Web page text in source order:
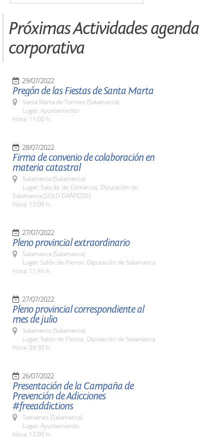
Próximas Actividades agenda
corporativa
29/07/2022
Pregón de las Fiestas de Santa Marta
Santa Marta de Tormes (Salamanca)
Lugar: Ayuntamiento
Hora: 11:00 h.
28/07/2022
Firma de convenio de colaboración en
materia catastral
Salamanca (Salamanca)
Lugar: Sala de las Comarcas. Diputación de
Salamanca (SOLO GRÁFICOS)
Hora: 13:00 h.
27/07/2022
Pleno provincial extraordinario
Salamanca (Salamanca)
Lugar: Salón de Plenos. Diputación de Salamanca
Hora: 11:45 h.
27/07/2022
Pleno provincial correspondiente al
mes de julio
Salamanca (Salamanca)
Lugar: Salón de Plenos. Diputación de Salamanca
Hora: 09:30 h.
26/07/2022
Presentación de la Campaña de
Prevención de Adicciones
#freeaddictions
Tamames (Salamanca)
Lugar: Ayuntamiento
Hora: 12:00 h.